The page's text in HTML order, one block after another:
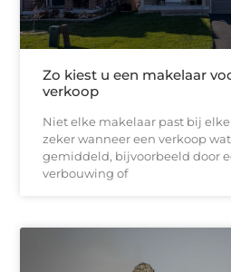
Zo kiest u een makelaar
verkoop
Niet elke makelaar past bij
zeker wanneer een verkoop
gemiddeld, bijvoorbeeld door
verbouwing of